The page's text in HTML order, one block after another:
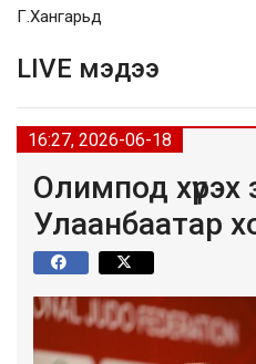
Г.Хангарьд
LIVE мэдээ
16:27, 2026-06-18
Олимпод хүрэх
Улаанбаатар